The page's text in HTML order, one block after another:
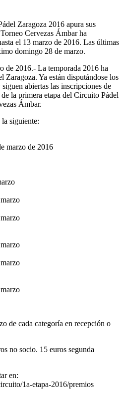
Zaragoza 2016 apura sus
Cervezas Ámbar ha
el 13 marzo de 2016. Las últimas
domingo 28 de marzo.
de 2016.- La temporada 2016 ha
Zaragoza. Ya están disputándose los
abiertas las inscripciones de
la primera etapa del Circuito Pádel
Ámbar.
siguiente:
marzo de 2016
de cada categoría en recepción o
no socio. 15 euros segunda
en:
1a-etapa-2016/premios